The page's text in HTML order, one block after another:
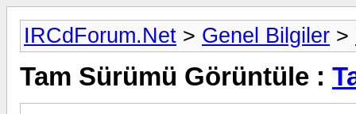
IRCdForum.Net > Genel Bilgiler >
Tam Sürümü Görüntüle :